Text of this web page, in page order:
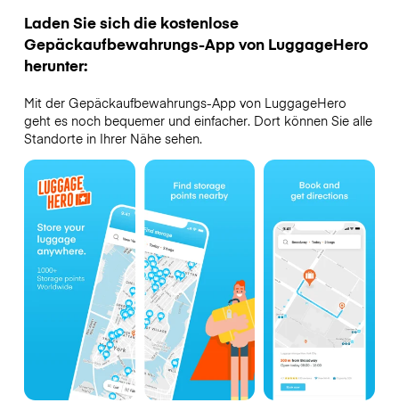
Laden Sie sich die kostenlose
Gepäckaufbewahrungs-App von LuggageHero
herunter:
Mit der Gepäckaufbewahrungs-App von LuggageHero
geht es noch bequemer und einfacher. Dort können Sie alle
Standorte in Ihrer Nähe sehen.